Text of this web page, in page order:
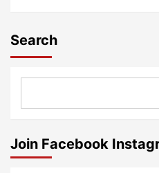
Search
Join Facebook